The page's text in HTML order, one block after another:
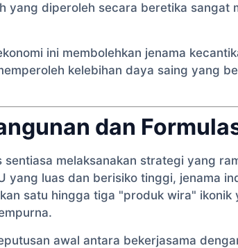
yang diperoleh secara beretika sangat
ini membolehkan jenama
kelebihan daya saing yang
dan
sentiasa melaksanakan strategi yang
yang luas dan berisiko tinggi, jenama
satu hingga tiga "produk wira" ikonik
awal antara bekerjasama